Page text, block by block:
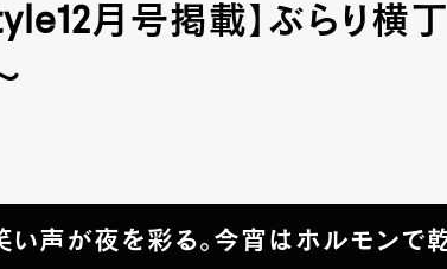
月号掲載】ぶらり横
い声が夜を彩る。今宵はホルモンで